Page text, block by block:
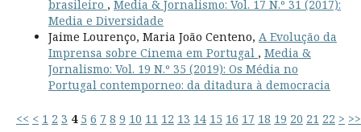
brasileiro , Media & Jornalismo: Vol. 17 N.º 31 (2017):
Media e Diversidade
Jaime Lourenço, Maria João Centeno, A Evolução da
Imprensa sobre Cinema em Portugal , Media &
Jornalismo: Vol. 19 N.º 35 (2019): Os Média no
Portugal contemporneo: da ditadura à democracia
<< < 1 2 3 4 5 6 7 8 9 10 11 12 13 14 15 16 17 18 19 20 21 22 > >>